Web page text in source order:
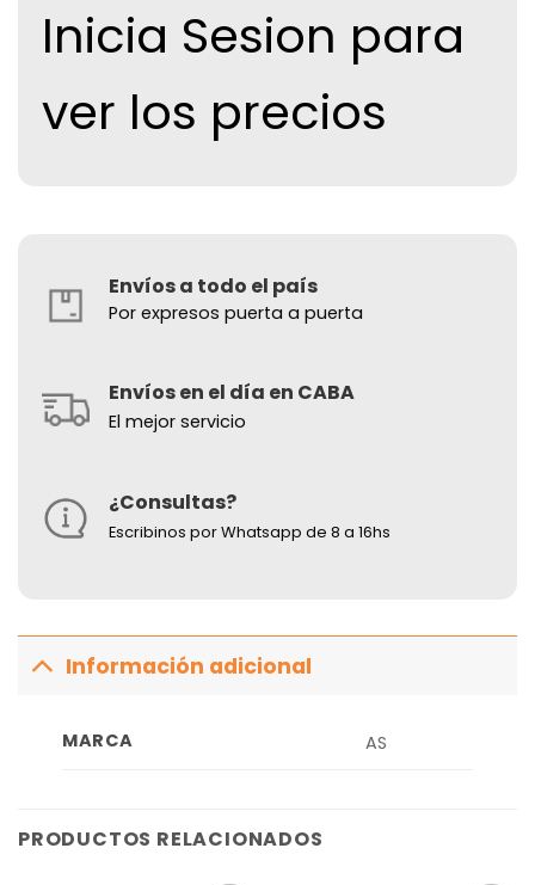
Inicia Sesion para
ver los precios
Envíos a todo el país
Por expresos puerta a puerta
Envíos en el día en CABA
El mejor servicio
¿Consultas?
Escribinos por Whatsapp de 8 a 16hs
Información adicional
MARCA AS
PRODUCTOS RELACIONADOS